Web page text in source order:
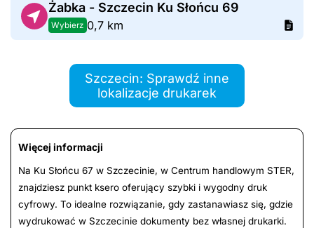
Żabka - Szczecin Ku Słońcu 69
Wybierz 0,7 km
Szczecin: Sprawdź inne
lokalizacje drukarek
Więcej informacji
Na Ku Słońcu 67 w Szczecinie, w Centrum handlowym STER,
znajdziesz punkt ksero oferujący szybki i wygodny druk
cyfrowy. To idealne rozwiązanie, gdy zastanawiasz się, gdzie
wydrukować w Szczecinie dokumenty bez własnej drukarki.